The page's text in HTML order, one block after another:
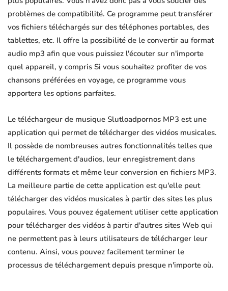
problèmes de compatibilité. Ce programme peut transférer
vos fichiers téléchargés sur des téléphones portables, des
tablettes, etc. Il offre la possibilité de le convertir au format
audio mp3 afin que vous puissiez l'écouter sur n'importe
quel appareil, y compris Si vous souhaitez profiter de vos
chansons préférées en voyage, ce programme vous
apportera les options parfaites.
Le téléchargeur de musique Slutloadpornos MP3 est une
application qui permet de télécharger des vidéos musicales.
Il possède de nombreuses autres fonctionnalités telles que
le téléchargement d'audios, leur enregistrement dans
différents formats et même leur conversion en fichiers MP3.
La meilleure partie de cette application est qu'elle peut
télécharger des vidéos musicales à partir des sites les plus
populaires. Vous pouvez également utiliser cette application
pour télécharger des vidéos à partir d'autres sites Web qui
ne permettent pas à leurs utilisateurs de télécharger leur
contenu. Ainsi, vous pouvez facilement terminer le
processus de téléchargement depuis presque n'importe où.